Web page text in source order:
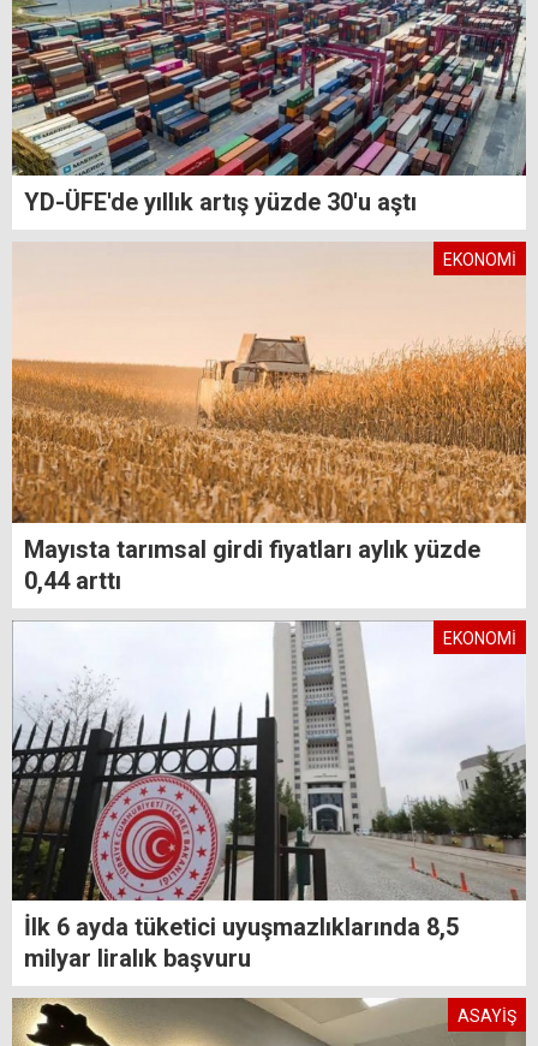
YD-ÜFE'de yıllık artış yüzde 30'u aştı
EKONOMİ
Mayısta tarımsal girdi fiyatları aylık yüzde
0,44 arttı
EKONOMİ
İlk 6 ayda tüketici uyuşmazlıklarında 8,5
milyar liralık başvuru
ASAYİŞ